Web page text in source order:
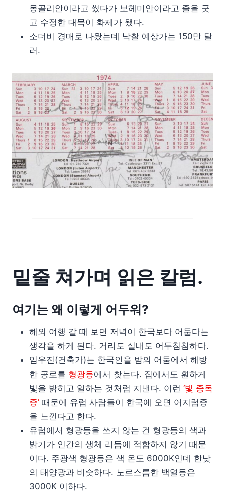
몽골리안이라고 썼다가 보헤미안이라고 줄을 긋
고 수정한 대목이 화제가 됐다.
소더비 경매로 나왔는데 낙찰 예상가는 150만 달
러.
밑줄 쳐가며 읽은 칼럼.
여기는 왜 이렇게 어두워?
해외 여행 갈 때 보면 저녁이 한국보다 어둡다는
생각을 하게 된다. 거리도 실내도 어두침침하다.
임우진(건축가)는 한국인을 밤의 어둠에서 해방
한 공로를 형광등에서 찾는다. 집에서도 훤하게
빛을 밝히고 일하는 것처럼 지낸다. 이런 ‘빛 중독
증’ 때문에 유럽 사람들이 한국에 오면 어지럼증
을 느낀다고 한다.
유럽에서 형광등을 쓰지 않는 건 형광등의 색과
밝기가 인간의 생체 리듬에 적합하지 않기 때문
이다. 주광색 형광등은 색 온도 6000K인데 한낮
의 태양광과 비슷하다. 노르스름한 백열등은
3000K 이하다.